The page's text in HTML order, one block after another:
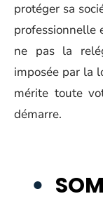
protéger sa
professionnelle
ne pas la
imposée par la
mérite toute
démarre.